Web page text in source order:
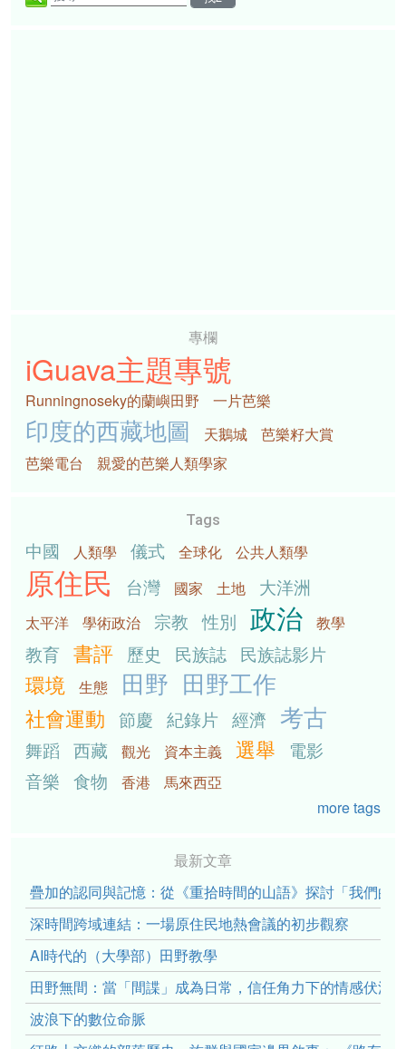
專欄
iGuava主題專號
Runningnoseky的蘭嶼田野 一片芭樂
印度的西藏地圖 天鵝城
芭樂籽大賞
芭樂電台
親愛的芭樂人類學家
Tags
中國 人類學 儀式 全球化 公共人類學
原住民 台灣 國家 土地 大洋洲
太平洋 學術政治 宗教 性別 政治 教學
教育 書評 歷史 民族誌 民族誌影片
環境 生態 田野 田野工作
社會運動 節慶 紀錄片 經濟 考古
舞蹈 西藏 觀光 資本主義 選舉
電影
音樂 食物 香港
馬來西亞
more tags
最新文章
疊加的認同與記憶：從《重拾時間的山語》探討「我們的
深時間跨域連結：一場原住民地熱會議的初步觀察
AI時代的（大學部）田野教學
田野無間：當「間諜」成為日常，信任角力下的情感伏流
波浪下的數位命脈